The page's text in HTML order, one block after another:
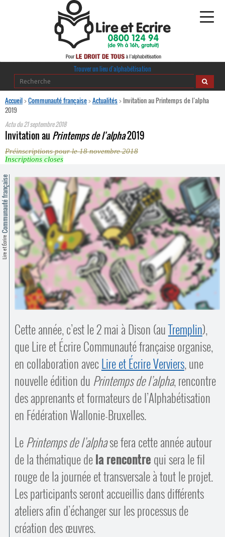
Alphabétisation
·
Comprendre et parler
Bienvenue en Belgique
Espace presse
Contacts
Trouver un lieu d’alphabétisation
Trouver un lieu d’alphabétisation
Accueil>Communauté française>Actualités> Invitation au Printemps de l’alpha
2019
Actu du21 septembre 2018
Invitation au Printemps de l’alpha2019
Préinscriptions pour le 18 novembre 2018
Inscriptions closes
Lire et Écrire
Communauté française
Cette année, c’est le 2 mai à Dison (auTremplin),
que Lire et Écrire Communauté française organise,
en collaboration avecLire et Écrire Verviers, une
nouvelle édition du Printemps de l’alpha, rencontre
des apprenants et formateurs de l’Alphabétisation
en Fédération Wallonie-Bruxelles.
LePrintemps de l’alphase fera cette année autour
de la thématique dela rencontre qui sera le fil
rouge de la journée et transversale à tout le projet.
Les participants seront accueillis dans différents
ateliers afin d’échanger sur les processus de
création des œuvres.